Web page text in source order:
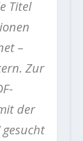
Titel
–
Zur
der
gesucht